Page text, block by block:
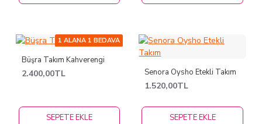
1 ALANA 1 BEDAVA
Büşra Takım Kahverengi
2.400,00TL
SEPETE EKLE
Senora Oysho Etekli Takım
1.520,00TL
SEPETE EKLE